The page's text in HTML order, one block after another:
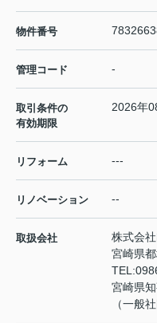
物件番号
管理コード -
取引条件の
有効期限
2026年
リフォーム ---
リノベーション --
取扱会社
株式会
宮崎県
TEL:
宮崎県
（一般